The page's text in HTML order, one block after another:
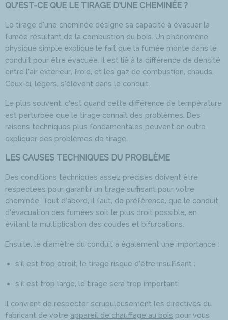
QU’EST-CE QUE LE TIRAGE D’UNE CHEMINÉE ?
Le tirage d’une cheminée désigne sa capacité à évacuer la
fumée résultant de la combustion du bois. Un phénomène
physique simple explique le fait que la fumée monte dans le
conduit pour être évacuée. Il est lié à la différence de densité
entre l’air extérieur, froid, et les gaz de combustion, chauds.
Ceux-ci, légers, s’élèvent dans le conduit.
Le plus souvent, c’est quand cette différence de température
est perturbée que le tirage connaît des problèmes. Des
raisons techniques plus fondamentales peuvent en outre
expliquer des problèmes de tirage.
LES CAUSES TECHNIQUES DU PROBLÈME
Des conditions techniques assez précises doivent être
respectées pour garantir un tirage suffisant pour votre
cheminée. Tout d’abord, il faut, de préférence, que le conduit
d’évacuation des fumées soit le plus droit possible, en
évitant la multiplication des coudes et bifurcations.
Ensuite, le diamètre du conduit a également une importance :
s’il est trop étroit, le tirage risque d’être insuffisant ;
s’il est trop large, le tirage sera trop important.
Il convient de respecter scrupuleusement les directives du
fabricant de votre appareil de chauffage au bois pour vous